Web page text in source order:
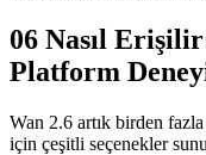
06 Nasıl
Platform
Wan 2.6 artık birden
için çeşitli seçenekler